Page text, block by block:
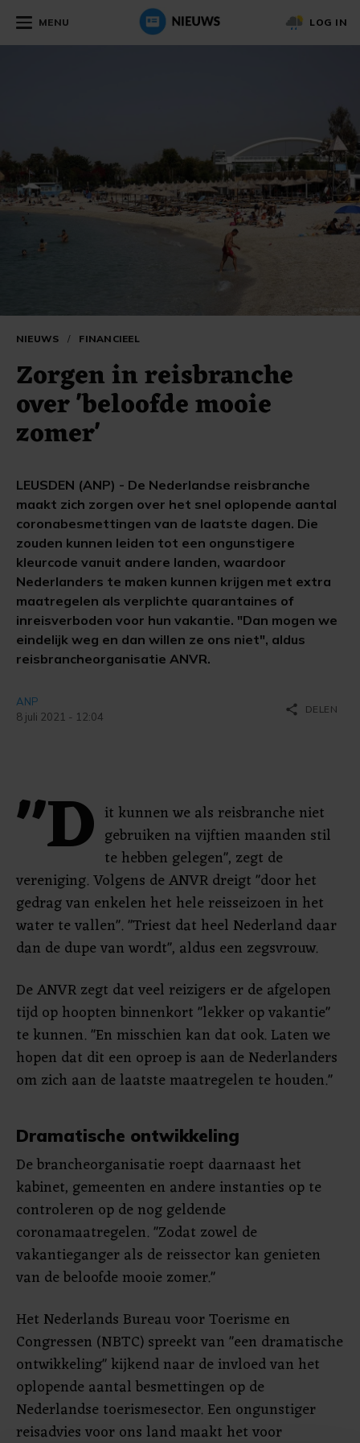
MENU LOG IN
NIEUWS / FINANCIEEL
Zorgen in reisbranche
over 'beloofde mooie
zomer'
LEUSDEN (ANP) - De Nederlandse reisbranche
maakt zich zorgen over het snel oplopende aantal
coronabesmettingen van de laatste dagen. Die
zouden kunnen leiden tot een ongunstigere
kleurcode vanuit andere landen, waardoor
Nederlanders te maken kunnen krijgen met extra
maatregelen als verplichte quarantaines of
inreisverboden voor hun vakantie. "Dan mogen we
eindelijk weg en dan willen ze ons niet", aldus
reisbrancheorganisatie ANVR.
ANP
8 juli 2021 - 12:04
share DELEN
"D it kunnen we als reisbranche niet
gebruiken na vijftien maanden stil
te hebben gelegen", zegt de
vereniging. Volgens de ANVR dreigt "door het
gedrag van enkelen het hele reisseizoen in het
water te vallen". "Triest dat heel Nederland daar
dan de dupe van wordt", aldus een zegsvrouw.
De ANVR zegt dat veel reizigers er de afgelopen
tijd op hoopten binnenkort "lekker op vakantie"
te kunnen. "En misschien kan dat ook. Laten we
hopen dat dit een oproep is aan de Nederlanders
om zich aan de laatste maatregelen te houden."
Dramatische ontwikkeling
De brancheorganisatie roept daarnaast het
kabinet, gemeenten en andere instanties op te
controleren op de nog geldende
coronamaatregelen. "Zodat zowel de
vakantieganger als de reissector kan genieten
van de beloofde mooie zomer."
Het Nederlands Bureau voor Toerisme en
Congressen (NBTC) spreekt van "een dramatische
ontwikkeling" kijkend naar de invloed van het
oplopende aantal besmettingen op de
Nederlandse toerismesector. Een ongunstiger
reisadvies voor ons land maakt het voor